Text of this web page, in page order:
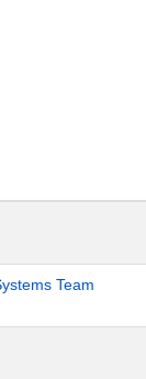
Team